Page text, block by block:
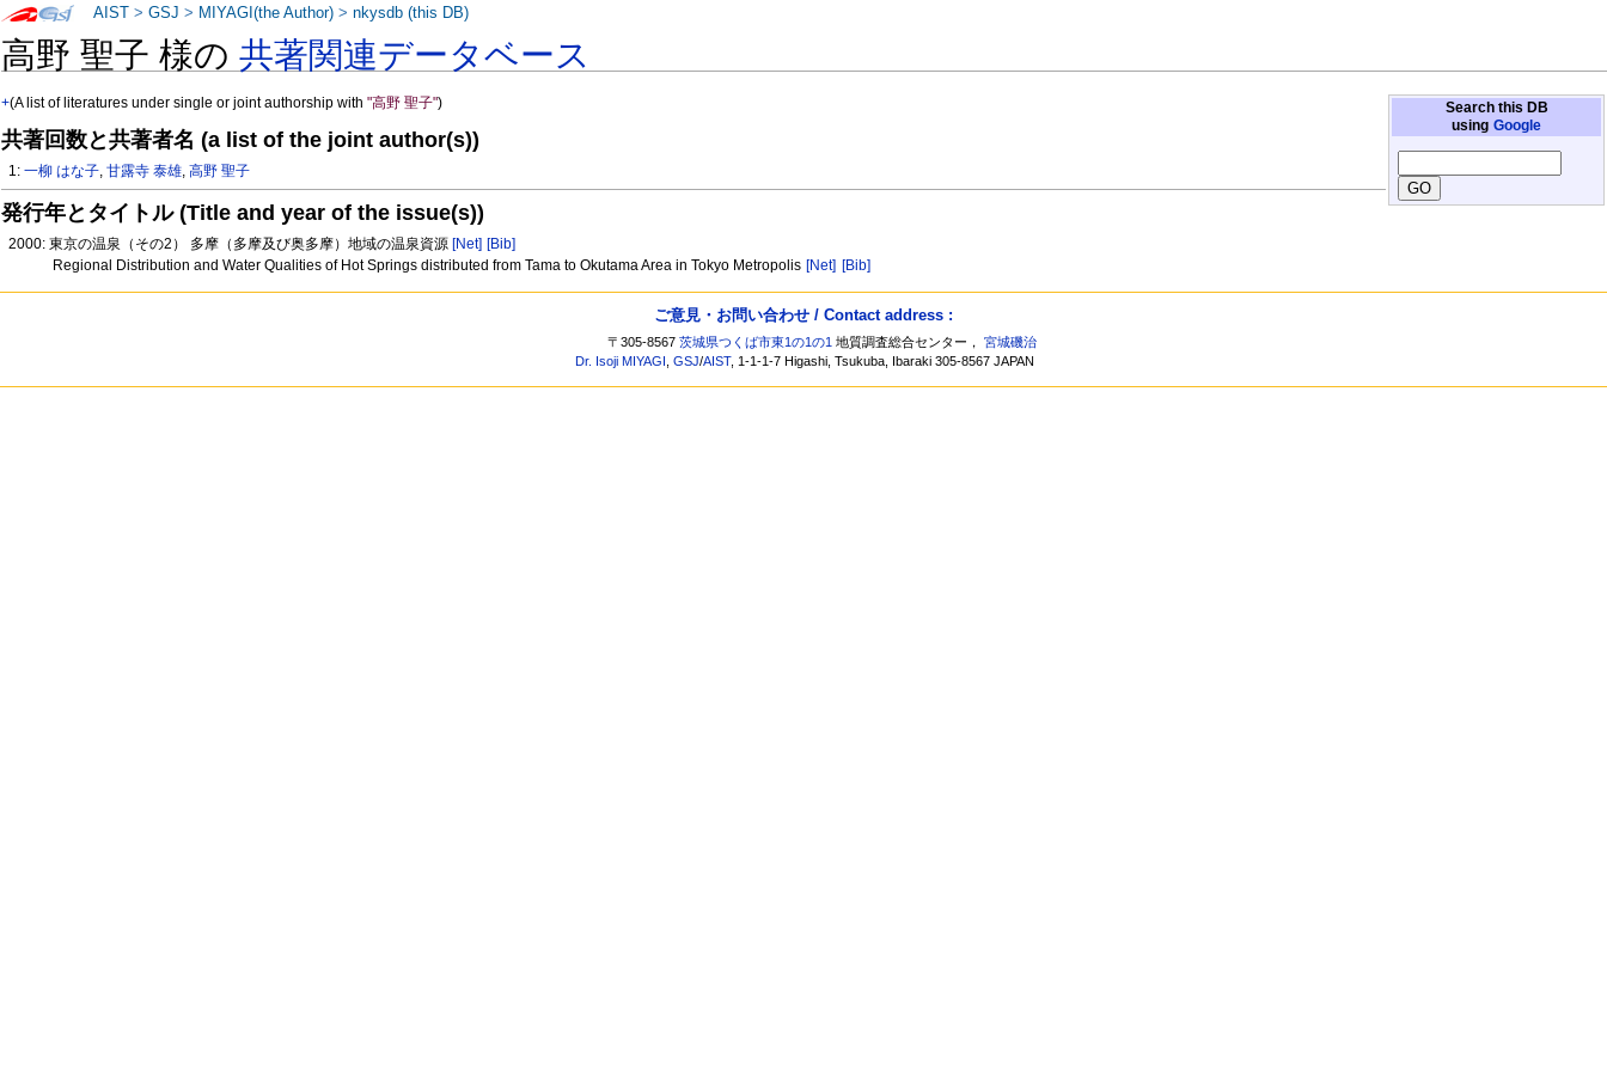
高野 聖子 様の共著関連データベース
Search this DB
using Google
+(A list of literatures under single or joint authorship with"高野 聖子")
共著回数と共著者名 (a list of the joint author(s))
1:一柳 はな子,甘露寺 泰雄,高野 聖子
発行年とタイトル (Title and year of the issue(s))
2000: 東京の温泉（その2） 多摩（多摩及び奥多摩）地域の温泉資源 [Net] [Bib]
Regional Distribution and Water Qualities of Hot Springs distributed from Tama to Okutama Area in Tokyo Metropolis [Net] [Bib]
AIST >GSJ > MIYAGI(the Author) >nkysdb (this DB)
ご意見・お問い合わせ / Contact address :
〒305-8567茨城県つくば市東1の1の1 地質調査総合センター，宮城磯治
Dr. Isoji MIYAGI ,GSJ/AIST, 1-1-1-7 Higashi, Tsukuba, Ibaraki 305-8567 JAPAN